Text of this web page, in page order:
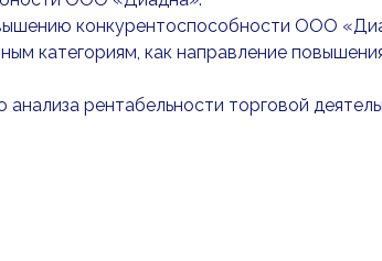
конкурентоспособности ООО
категориям, как направление
рентабельности торговой